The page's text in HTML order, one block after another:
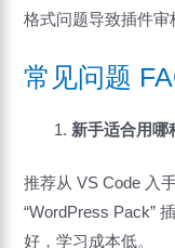
格式问题导致插件审
常见问题
新手适合用哪
推荐从 VS Code 入
“WordPress Pack”
好，学习成本低。